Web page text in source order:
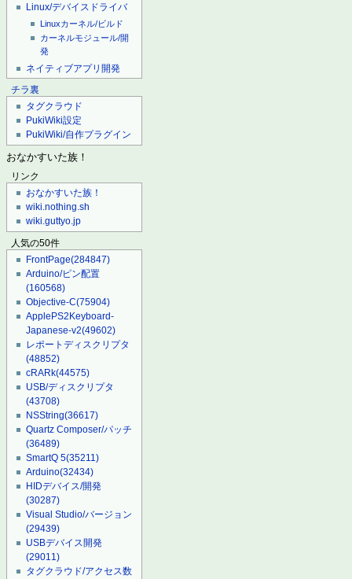
Linux/デバイスドライバ
Linuxカーネル/ビルド
カーネルモジュール/開
発
ネイティブアプリ開発
チラ裏
タグクラウド
PukiWiki設定
PukiWiki/自作プラグイン
おなかすいた族！
リンク
おなかすいた族！
wiki.nothing.sh
wiki.guttyo.jp
人気の50件
FrontPage(284847)
Arduino/ピン配置
(160568)
Objective-C(75904)
ApplePS2Keyboard-
Japanese-v2(49602)
レポートディスクリプタ
(48852)
cRARk(44575)
USB/ディスクリプタ
(43708)
NSString(36617)
Quartz Composer/パッチ
(36489)
SmartQ 5(35211)
Arduino(32434)
HIDデバイス/開発
(30287)
Visual Studio/バージョン
(29439)
USBデバイス開発
(29011)
タグクラウド/アクセス数